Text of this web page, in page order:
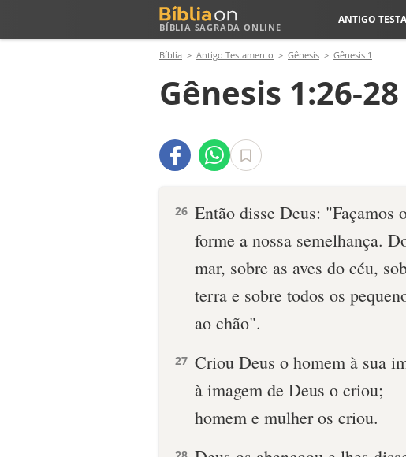
BÍBLIA SAGRADA ONLINE
ANTIGO
Bíblia Antigo Testamento Gênesis Gênesis 1
Gênesis 1:26-28
26 Então disse Deus:
for­me a nossa semelhança.
mar, sobre as aves do céu,
terra e sobre todos os
ao chão".
27 Criou Deus o homem à sua
à imagem de Deus o criou;
homem e mulher os criou.